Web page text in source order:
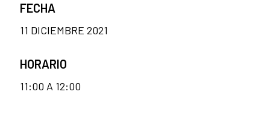
FECHA
11 DICIEMBRE 2021
HORARIO
11:00 A 12:00